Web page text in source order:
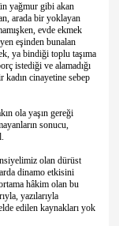
yağmur gibi akan
arada bir yoklayan
evde ekmek
eşinden bunalan
ya bindiği toplu taşıma
istediği ve alamadığı
kadın cinayetine sebep
ola yaşın gereği
sonucu,
olan dürüst
dinamo etkisini
hâkim olan bu
yazılarıyla
edilen kaynakları yok